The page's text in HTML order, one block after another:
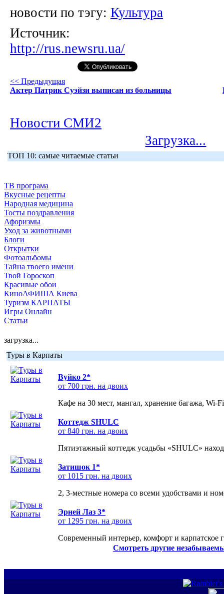
новости по тэгу: Культура
Источник:
http://rus.newsru.ua/
<< Предыдущая
Актер Патрик Суэйзи выписан из больницы
Новости СМИ2
Загрузка...
ТОП 10: самые читаемые статьи
ТВ програма
Вкусные рецепты
Народная медицина
Тосты поздравления
Афоризмы
Уход за животными
Блоги
Открытки
Фотоальбомы
Тайна твоего имени
Твой Гороскоп
Красивые обои
КиноАФИША Киева
Туризм КАРПАТЫ
Игры Онлайн
Статьи
загрузка...
Туры в Карпаты
Вуйко 2*
от 700 грн. на двоих
Кафе на 30 мест, мангал, хранение багажа, Wi-
Коттедж SHULC
от 840 грн. на двоих
Пятиэтажный коттедж усадьбы «SHULC»
Затишок 1*
от 1015 грн. на двоих
2, 3-местные номера со всеми удобствами и
Эрней Лаз 3*
от 1295 грн. на двоих
Современный интерьер, комфорт и карпатское
Смотреть другие